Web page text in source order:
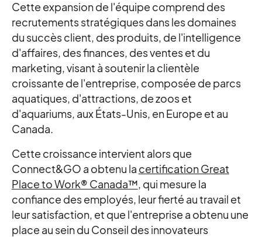
Cette expansion de l'équipe comprend des
recrutements stratégiques dans les domaines
du succès client, des produits, de l'intelligence
d'affaires, des finances, des ventes et du
marketing, visant à soutenir la clientèle
croissante de l'entreprise, composée de parcs
aquatiques, d'attractions, de zoos et
d'aquariums, aux États-Unis, en Europe et au
Canada.
Cette croissance intervient alors que
Connect&GO a obtenu la certification Great
Place to Work® Canada™, qui mesure la
confiance des employés, leur fierté au travail et
leur satisfaction, et que l'entreprise a obtenu une
place au sein du Conseil des innovateurs